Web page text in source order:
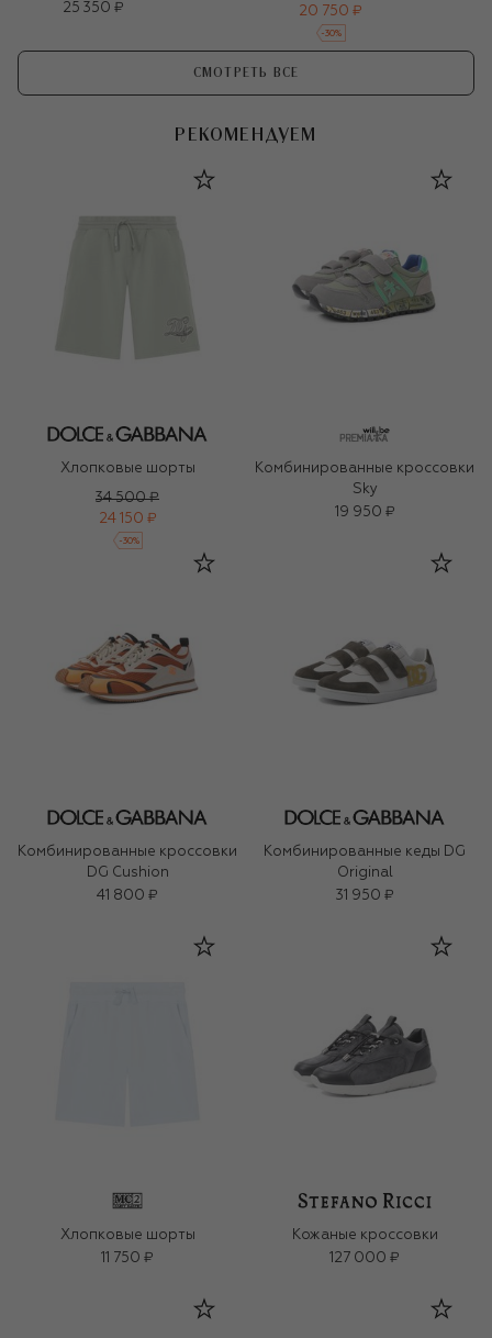
25 350 ₽
20 750 ₽
-30%
СМОТРЕТЬ ВСЕ
РЕКОМЕНДУЕМ
Хлопковые шорты
34 500 ₽
24 150 ₽
-30%
Комбинированные кроссовки
Sky
19 950 ₽
Комбинированные кроссовки
DG Cushion
41 800 ₽
Комбинированные кеды DG
Original
31 950 ₽
Хлопковые шорты
11 750 ₽
Кожаные кроссовки
127 000 ₽